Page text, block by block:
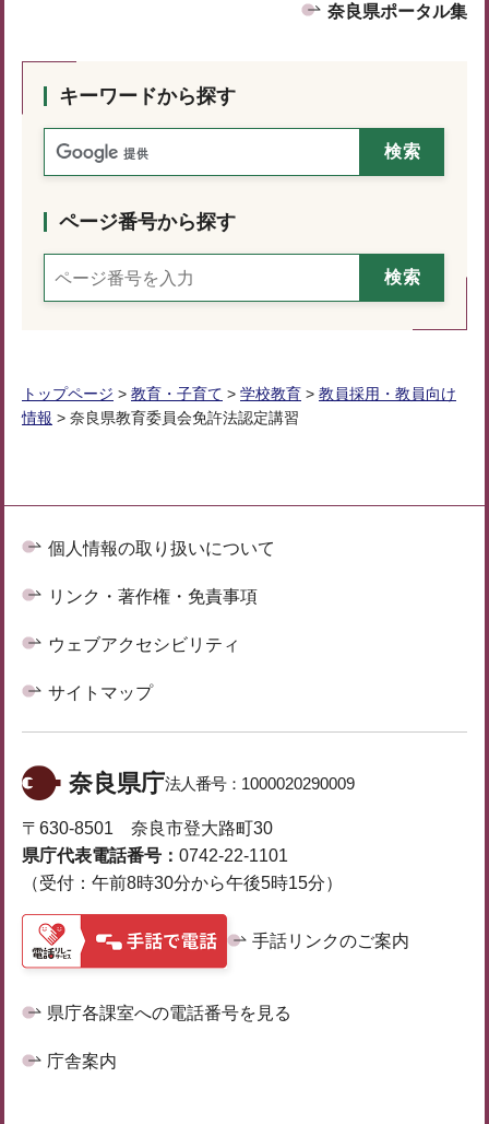
奈良県ポータル集
キーワードから探す
ページ番号から探す
トップページ > 教育・子育て > 学校教育 > 教員採用・教員向け
情報 > 奈良県教育委員会免許法認定講習
個人情報の取り扱いについて
リンク・著作権・免責事項
ウェブアクセシビリティ
サイトマップ
奈良県庁法人番号： 1000020290009
〒630-8501 奈良市登大路町30
県庁代表電話番号： 0742-22-1101
（受付：午前8時30分から午後5時15分）
手話リンクのご案内
県庁各課室への電話番号を見る
庁舎案内